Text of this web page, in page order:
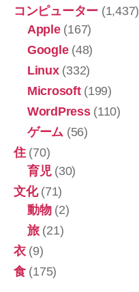
コンピューター (1,437)
Apple(167)
Google(48)
Linux(332)
Microsoft(199)
WordPress(110)
ゲーム (56)
住(70)
育児(30)
文化(71)
動物(2)
旅(21)
衣(9)
食(175)